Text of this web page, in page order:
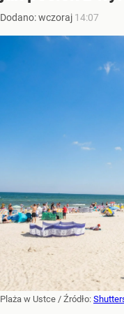
Dodano:wczoraj 14:07
Plaża w Ustce / Źródło: